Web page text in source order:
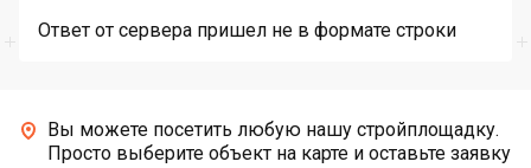
Ответ от сервера пришел не в формате строки
Вы можете посетить любую нашу стройплощадку.
Просто выберите объект на карте и оставьте заявку